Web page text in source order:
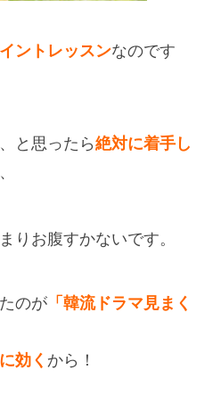
ントレッスンなのです
と思ったら絶対に着手し
りお腹すかないです。
のが 「韓流ドラマ見まく
効く から！